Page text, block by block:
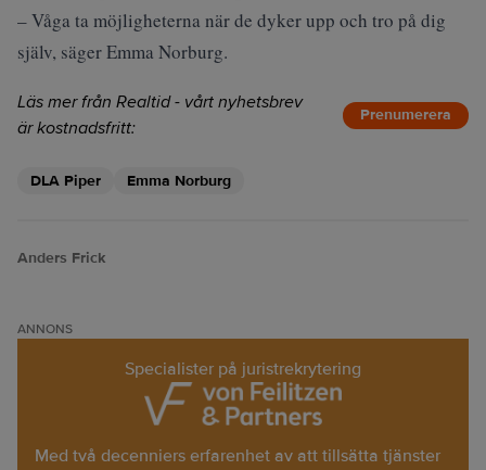
– Våga ta möjligheterna när de dyker upp och tro på dig
själv, säger Emma Norburg.
Läs mer från Realtid - vårt nyhetsbrev
är kostnadsfritt:
Prenumerera
DLA Piper Emma Norburg
Anders Frick
ANNONS
Specialister på juristrekrytering
Med två decenniers erfarenhet av att tillsätta tjänster